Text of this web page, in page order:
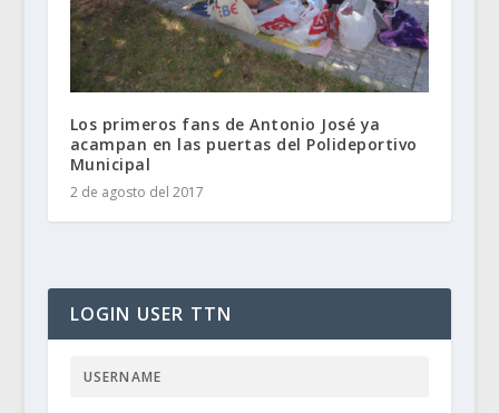
Los primeros fans de Antonio José ya
acampan en las puertas del Polideportivo
Municipal
2 de agosto del 2017
LOGIN USER TTN